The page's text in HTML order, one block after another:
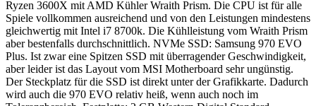
Ryzen 3600X mit AMD Kühler Wraith Prism. Die CPU ist für alle
Spiele vollkommen ausreichend und von den Leistungen mindestens
gleichwertig mit Intel i7 8700k. Die Kühlleistung vom Wraith Prism
aber bestenfalls durchschnittlich. NVMe SSD: Samsung 970 EVO
Plus. Ist zwar eine Spitzen SSD mit überragender Geschwindigkeit,
aber leider ist das Layout vom MSI Motherboard sehr ungünstig.
Der Steckplatz für die SSD ist direkt unter der Grafikkarte. Dadurch
wird auch die 970 EVO relativ heiß, wenn auch noch im